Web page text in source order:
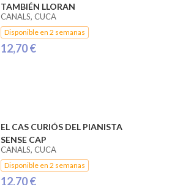
TAMBIÉN LLORAN
CANALS, CUCA
Disponible en 2 semanas
12,70 €
EL CAS CURIÓS DEL PIANISTA
SENSE CAP
CANALS, CUCA
Disponible en 2 semanas
12,70 €